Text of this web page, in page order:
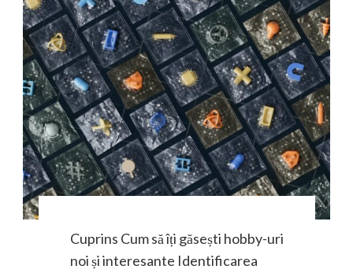
Cuprins Cum să îți găsești hobby-uri
noi și interesante Identificarea